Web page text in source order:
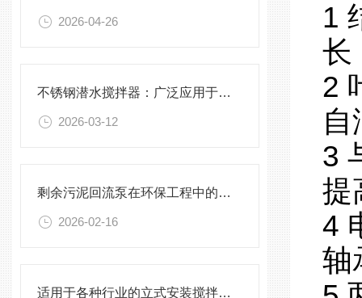
2026-04-26
不锈钢潜水搅拌器：广泛应用于污水处理与化学工程
2026-03-12
剩余污泥回流泵在环保工程中的应用前景
2026-02-16
适用于各种行业的立式安装搅拌机选型指南
1
长
2
3
提
4
轴